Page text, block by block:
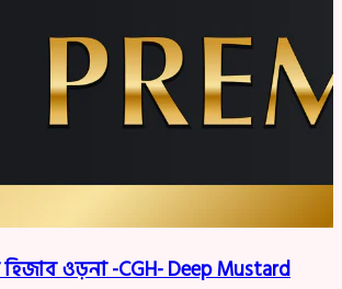
হিজাব ওড়না -CGH- Deep Mustard